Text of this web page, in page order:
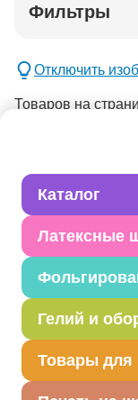
Каталог
Латексные
Гелий и
Товары для
Фильтры
новинка
Отключить
Товаров на
135...360
Стоимость
(в рублях, с учётом
Г